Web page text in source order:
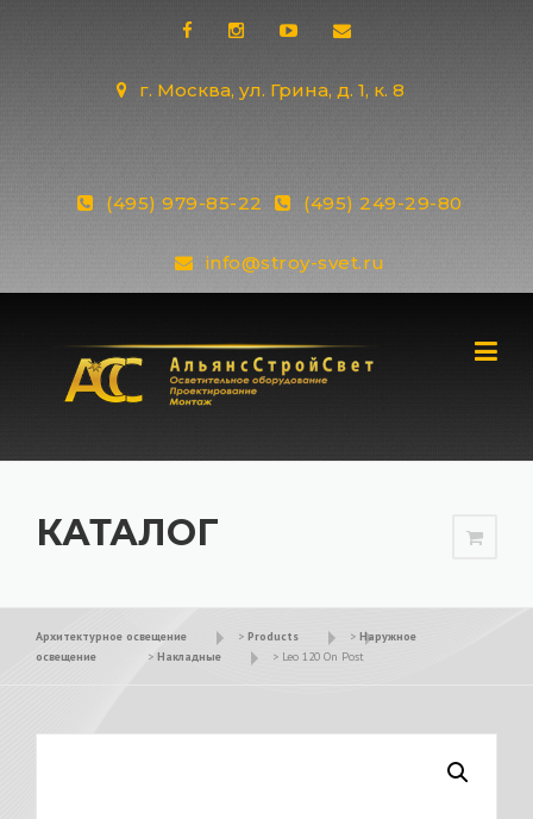
г. Москва, ул. Грина, д. 1, к. 8
(495) 979-85-22 (495) 249-29-80
info@stroy-svet.ru
КАТАЛОГ
Архитектурное освещение > Products > Наружное
освещение
> Накладные > Leo 120 On Post